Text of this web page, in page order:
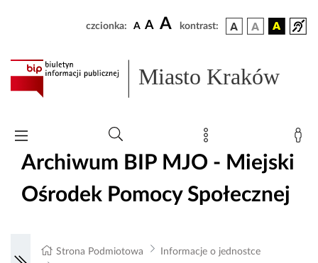
czcionka: A A A kontrast:
Miasto Kraków
Archiwum BIP MJO - Miejski
Ośrodek Pomocy Społecznej
Strona Podmiotowa
Informacje o jednostce